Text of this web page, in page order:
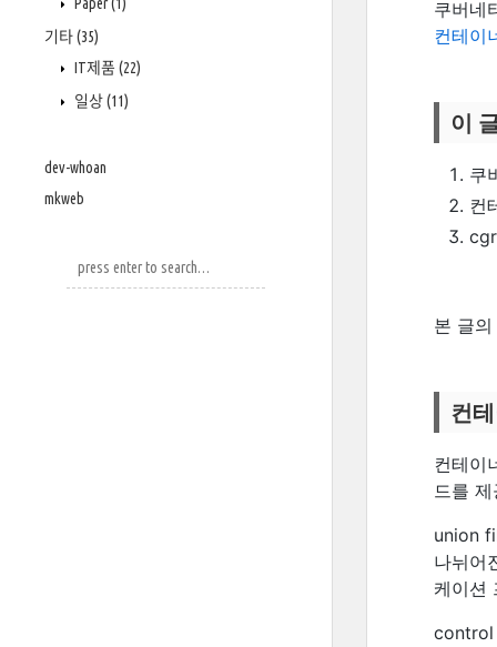
기타(35)
IT제품 (22)
일상(11)
dev-whoan
mkweb
쿠버네
컨테이
이
쿠
컨
본 글
컨
컨테이
드를
union
나뉘어
케이션
control